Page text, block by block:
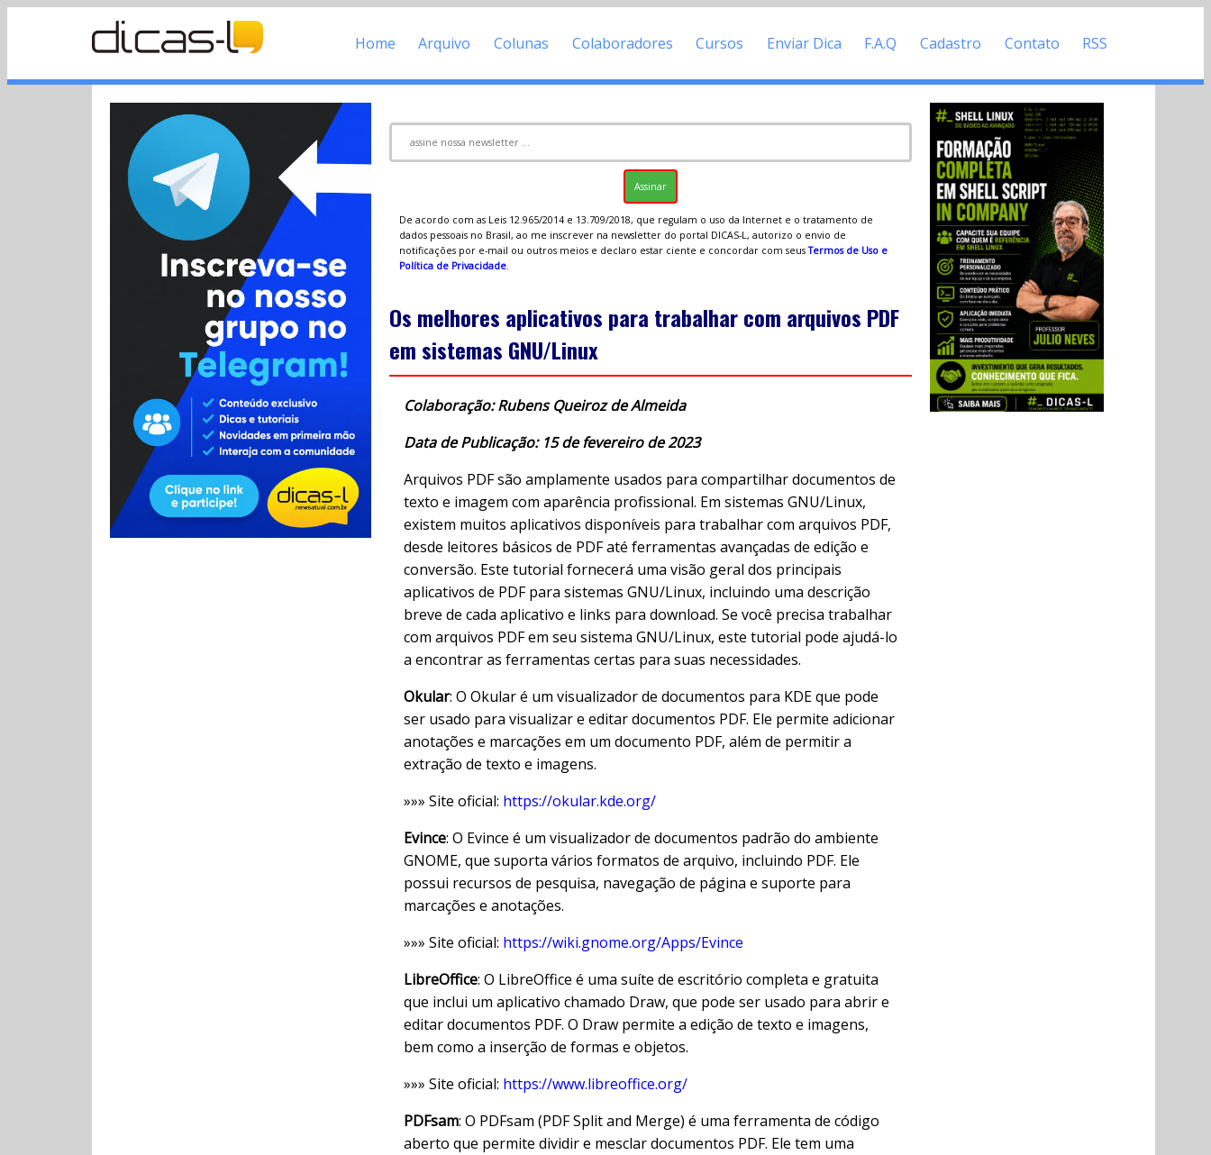
Home Arquivo Colunas Colaboradores Cursos Enviar Dica F.A.Q Cadastro Contato RSS
De acordo com as Leis 12.965/2014 e 13.709/2018, que regulam o uso da Internet e o tratamento de
dados pessoais no Brasil, ao me inscrever na newsletter do portal DICAS-L, autorizo o envio de
notificações por e-mail ou outros meios e declaro estar ciente e concordar com seusTermos de Uso e
Política de Privacidade.
Os melhores aplicativos para trabalhar com arquivos PDF
em sistemas GNU/Linux
Colaboração: Rubens Queiroz de Almeida
Data de Publicação: 15 de fevereiro de 2023
Arquivos PDF são amplamente usados para compartilhar documentos de
texto e imagem com aparência profissional. Em sistemas GNU/Linux,
existem muitos aplicativos disponíveis para trabalhar com arquivos PDF,
desde leitores básicos de PDF até ferramentas avançadas de edição e
conversão. Este tutorial fornecerá uma visão geral dos principais
aplicativos de PDF para sistemas GNU/Linux, incluindo uma descrição
breve de cada aplicativo e links para download. Se você precisa trabalhar
com arquivos PDF em seu sistema GNU/Linux, este tutorial pode ajudá-lo
a encontrar as ferramentas certas para suas necessidades.
Okular: O Okular é um visualizador de documentos para KDE que pode
ser usado para visualizar e editar documentos PDF. Ele permite adicionar
anotações e marcações em um documento PDF, além de permitir a
extração de texto e imagens.
»»» Site oficial: https://okular.kde.org/
Evince: O Evince é um visualizador de documentos padrão do ambiente
GNOME, que suporta vários formatos de arquivo, incluindo PDF. Ele
possui recursos de pesquisa, navegação de página e suporte para
marcações e anotações.
»»» Site oficial: https://wiki.gnome.org/Apps/Evince
LibreOffice: O LibreOffice é uma suíte de escritório completa e gratuita
que inclui um aplicativo chamado Draw, que pode ser usado para abrir e
editar documentos PDF. O Draw permite a edição de texto e imagens,
bem como a inserção de formas e objetos.
»»» Site oficial: https://www.libreoffice.org/
PDFsam: O PDFsam (PDF Split and Merge) é uma ferramenta de código
aberto que permite dividir e mesclar documentos PDF. Ele tem uma